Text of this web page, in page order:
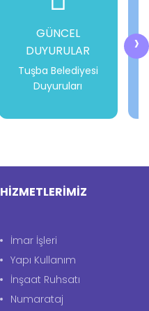
›
GÜNCEL
DUYURULAR
Tuşba Belediyesi
Duyuruları
-
HİZMETLERİMİZ
İmar İşleri
Yapı Kullanım
İnşaat Ruhsatı
Numarataj